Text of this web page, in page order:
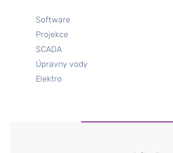
Software
Projekce
SCADA
Úpravny vody
Elektro